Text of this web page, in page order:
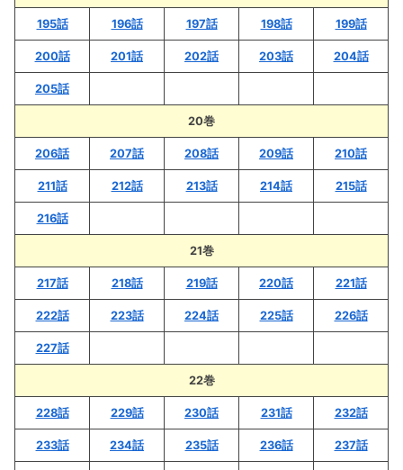
195話 196話 197話 198話 199話
200話 201話 202話 203話 204話
205話
20巻
206話 207話 208話 209話 210話
211話 212話 213話 214話 215話
216話
21巻
217話 218話 219話 220話 221話
222話 223話 224話 225話 226話
227話
22巻
228話 229話 230話 231話 232話
233話 234話 235話 236話 237話